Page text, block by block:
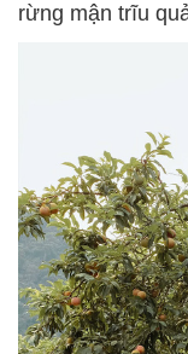
rừng mận trĩu